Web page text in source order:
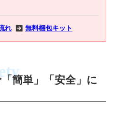
れ 無料梱包キット
を送信
簡単」「安全」に